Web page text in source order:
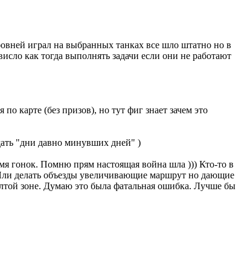
играл на выбранных танках все шло штатно но в
как тогда выполнять задачи если они не работают
карте (без призов), но тут фиг знает зачем это
"дни давно минувших дней" )
гонок. Помню прям настоящая война шла ))) Кто-то в
делать объезды увеличивающие маршрут но дающие
зоне. Думаю это была фатальная ошибка. Лучше бы